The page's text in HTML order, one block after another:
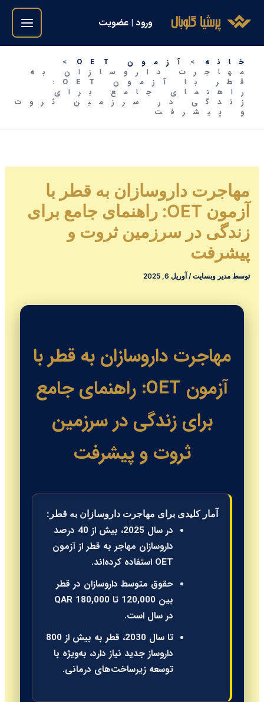
ورود | عضویت
خانه
آزمون OET
مهاجرت داروسازان به
قطر با آزمون OET:
راهنمای جامع برای
زندگی در سرزمین ثروت
و پیشرفت
مهاجرت داروسازان به قطر با
آزمون OET: راهنمای جامع برای
زندگی در سرزمین ثروت و
پیشرفت
توسط مدیر وبسایت/ آوریل 6, 2025
مهاجرت داروسازان به قطر با
آزمون OET: راهنمای جامع
برای زندگی در سرزمین
ثروت و پیشرفت
آمار کلیدی برای مهاجرت داروسازان به قطر:
در سال 2025، بیش از 40 درصد
داروسازان مهاجر به قطر از آزمون
OET استفاده کرده‌اند.
حقوق متوسط داروسازان در قطر
بین 120,000 تا 180,000 QAR
در سال است.
تا سال 2030، قطر به بیش از 800
داروساز جدید نیاز دارد، به‌ویژه با
توسعه زیرساخت‌های درمانی.